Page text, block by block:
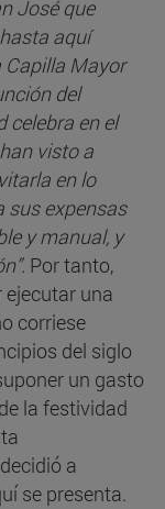
José que
aquí
Capilla Mayor
del
celebra en el
visto a
en lo
sus expensas
y manual, y
Por tanto,
ejecutar una
corriese
del siglo
un gasto
la festividad
a
se presenta.